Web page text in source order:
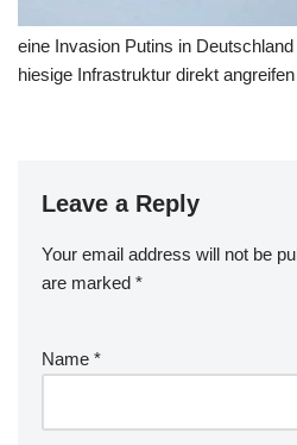
eine Invasion Putins in
hiesige Infrastruktur direkt
Leave a Reply
Your email address will not be
are marked *
Name *